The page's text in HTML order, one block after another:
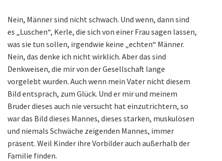
Nein, Männer sind nicht schwach. Und wenn, dann sind
es „Luschen“, Kerle, die sich von einer Frau sagen lassen,
was sie tun sollen, irgendwie keine „echten“ Männer.
Nein, das denke ich nicht wirklich. Aber das sind
Denkweisen, die mir von der Gesellschaft lange
vorgelebt wurden. Auch wenn mein Vater nicht diesem
Bild entsprach, zum Glück. Und er mir und meinem
Bruder dieses auch nie versucht hat einzutrichtern, so
war das Bild dieses Mannes, dieses starken, muskulösen
und niemals Schwäche zeigenden Mannes, immer
präsent. Weil Kinder ihre Vorbilder auch außerhalb der
Familie finden.